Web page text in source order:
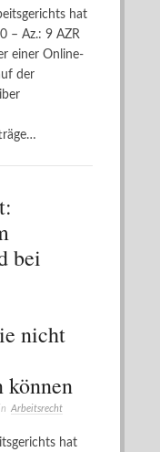
hat
– Az.: 9 AZR
einer Online-
der
bei
nicht
können
Arbeitsrecht
hat